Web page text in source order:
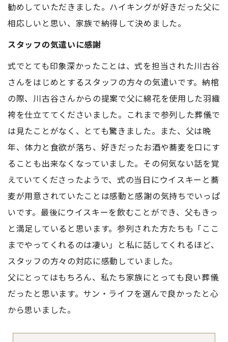
勧めしていただきました。ハイキングが好きだった父に
相応しいと思い、家族で納得して決めました。
スタッフの気遣いに感謝
式でとても印象深かったことは、式を担当された川古谷
さんをはじめとするスタッフの方々の気遣いです。納棺
の際、川古谷さんからの提案で父に綿花を使用した羽織
袴を仕立ててくださいました。これまで参列した葬儀で
は見たことがなく、とても驚きました。また、父は晩
年、体力と食欲が落ち、好きだったお酒や蕎麦を口にす
ることも出来なくなっていました。その何気ない話を覚
えていてくださったようで、式の当日にウイスキーと蕎
麦が用意されていたことは感動と感謝の気持ちでいっぱ
いです。最後にウイスキーを飲むことができ、父もきっ
と満足していると思います。参列された方たちも「ここ
までやってくれるのは凄い」と私に話してくれるほど、
スタッフの方々の対応に感動していました。
父にとってはもちろん、私たち家族にとっても良い葬儀
だったと思います。サン・ライフを選んで良かったと心
から思いました。